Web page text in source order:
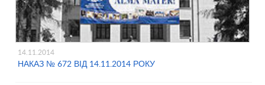
14.11.2014
НАКАЗ № 672 ВІД 14.11.2014 РОКУ